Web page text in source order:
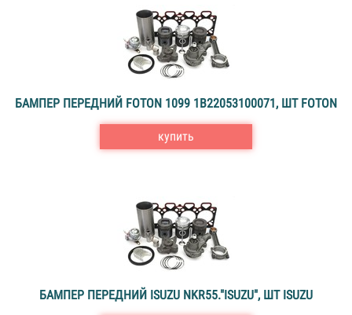
БАМПЕР ПЕРЕДНИЙ FOTON 1099 1B22053100071, ШТ FOTON
купить
БАМПЕР ПЕРЕДНИЙ ISUZU NKR55."ISUZU", ШТ ISUZU